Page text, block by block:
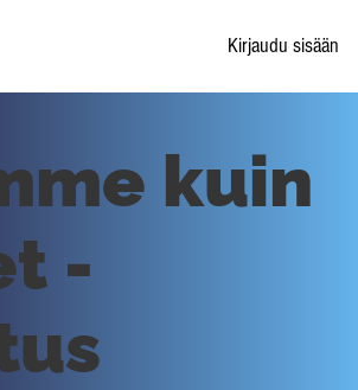
Kirjaudu sisään
kuin
-